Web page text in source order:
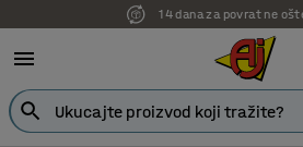
14 dana za povrat ne